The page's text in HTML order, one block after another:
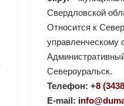
Свердловской
Относится к
управленческому
Североуральск.
Телефон:+8
E-mail: